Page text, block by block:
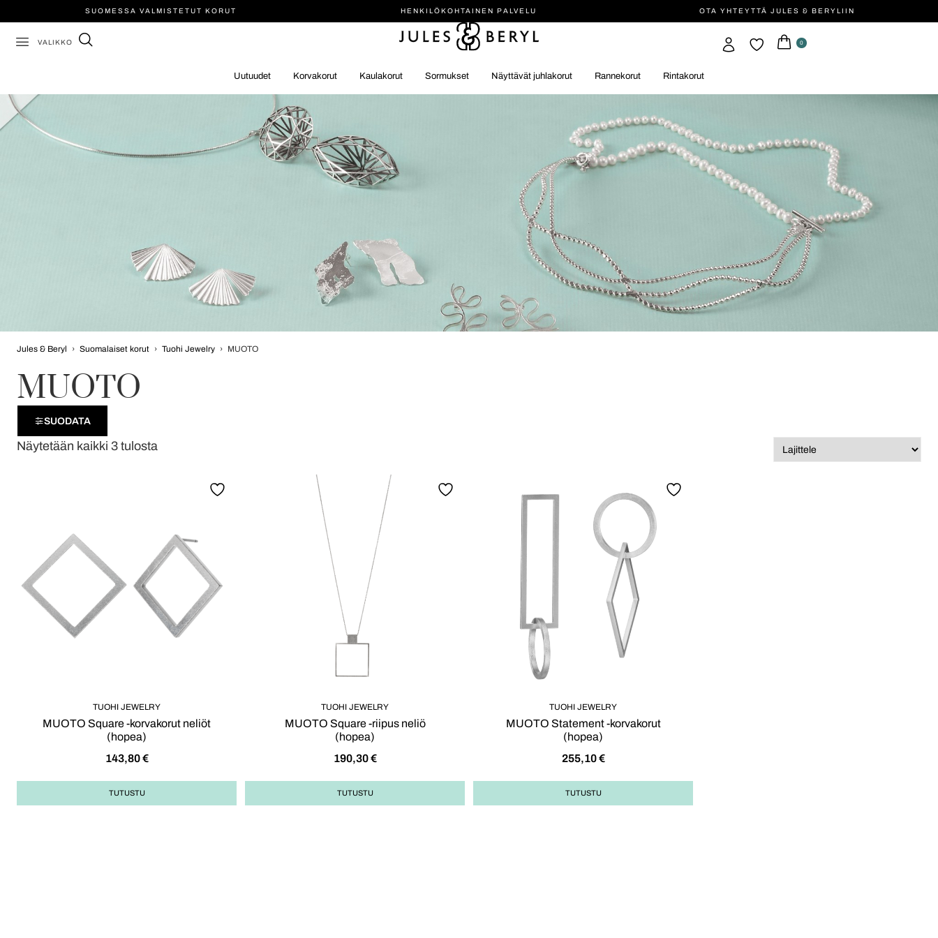
SUOMESSA VALMISTETUT KORUT HENKILÖ­KOHTAINEN PALVELU OTA YHTEYTTÄ JULES & BERYLIIN
VALIKKO 0
Uutuudet Korvakorut Kaulakorut Sormukset Näyttävät juhlakorut Rannekorut Rintakorut
Jules & Beryl › Suomalaiset korut › Tuohi Jewelry › MUOTO
MUOTO
SUODATA
Näytetään kaikki 3 tulosta
TUOHI JEWELRY
MUOTO Square -korvakorut neliöt
(hopea)
143,80€
TUTUSTU
TUOHI JEWELRY
MUOTO Square -riipus neliö
(hopea)
190,30€
TUTUSTU
TUOHI JEWELRY
MUOTO Statement -korvakorut
(hopea)
255,10€
TUTUSTU